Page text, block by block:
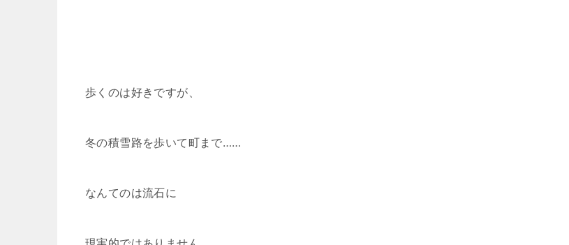
歩くのは好きですが、
冬の積雪路を歩いて町まで……
なんてのは流石に